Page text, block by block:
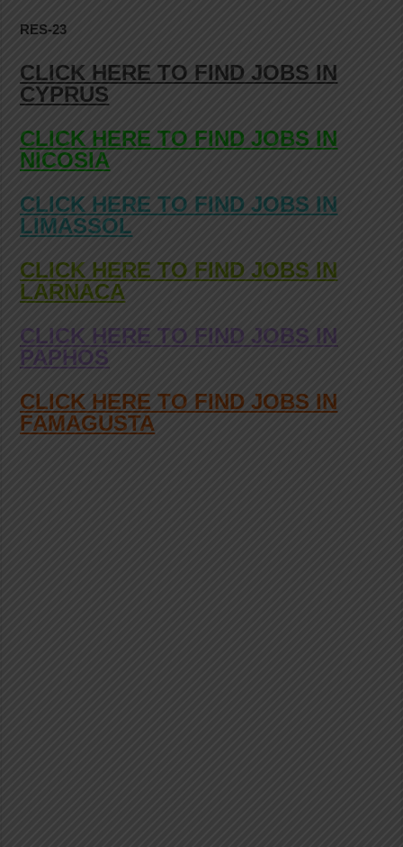
RES-23
CLICK HERE TO FIND JOBS IN
CYPRUS
CLICK HERE TO FIND JOBS IN
NICOSIA
CLICK HERE TO FIND JOBS IN
LIMASSOL
CLICK HERE TO FIND JOBS IN
LARNACA
CLICK HERE TO FIND JOBS IN
PAPHOS
CLICK HERE TO FIND JOBS IN
FAMAGUSTA